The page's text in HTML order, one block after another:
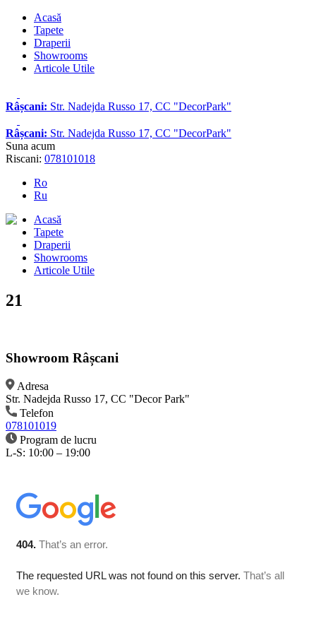
Acasă
Tapete
Draperii
Showrooms
Articole Utile
Râșcani: Str. Nadejda Russo 17, CC "DecorPark"
Râșcani: Str. Nadejda Russo 17, CC "DecorPark"
Suna acum
Riscani: 078101018
Ro
Ru
Acasă
Tapete
Draperii
Showrooms
Articole Utile
21
Showroom Râșcani
Adresa
Str. Nadejda Russo 17, CC "Decor Park"
Telefon
078101019
Program de lucru
L-S: 10:00 – 19:00